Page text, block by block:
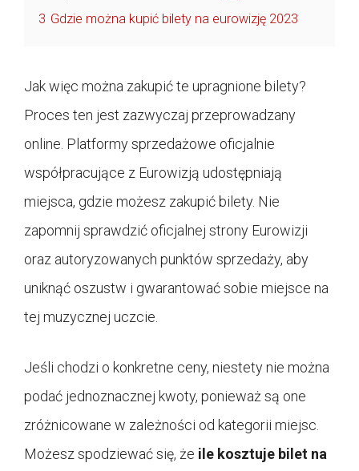
3 Gdzie można kupić bilety na eurowizję 2023
Jak więc można zakupić te upragnione bilety?
Proces ten jest zazwyczaj przeprowadzany
online. Platformy sprzedażowe oficjalnie
współpracujące z Eurowizją udostępniają
miejsca, gdzie możesz zakupić bilety. Nie
zapomnij sprawdzić oficjalnej strony Eurowizji
oraz autoryzowanych punktów sprzedaży, aby
uniknąć oszustw i gwarantować sobie miejsce na
tej muzycznej uczcie.
Jeśli chodzi o konkretne ceny, niestety nie można
podać jednoznacznej kwoty, ponieważ są one
zróżnicowane w zależności od kategorii miejsc.
Możesz spodziewać się, że ile kosztuje bilet na